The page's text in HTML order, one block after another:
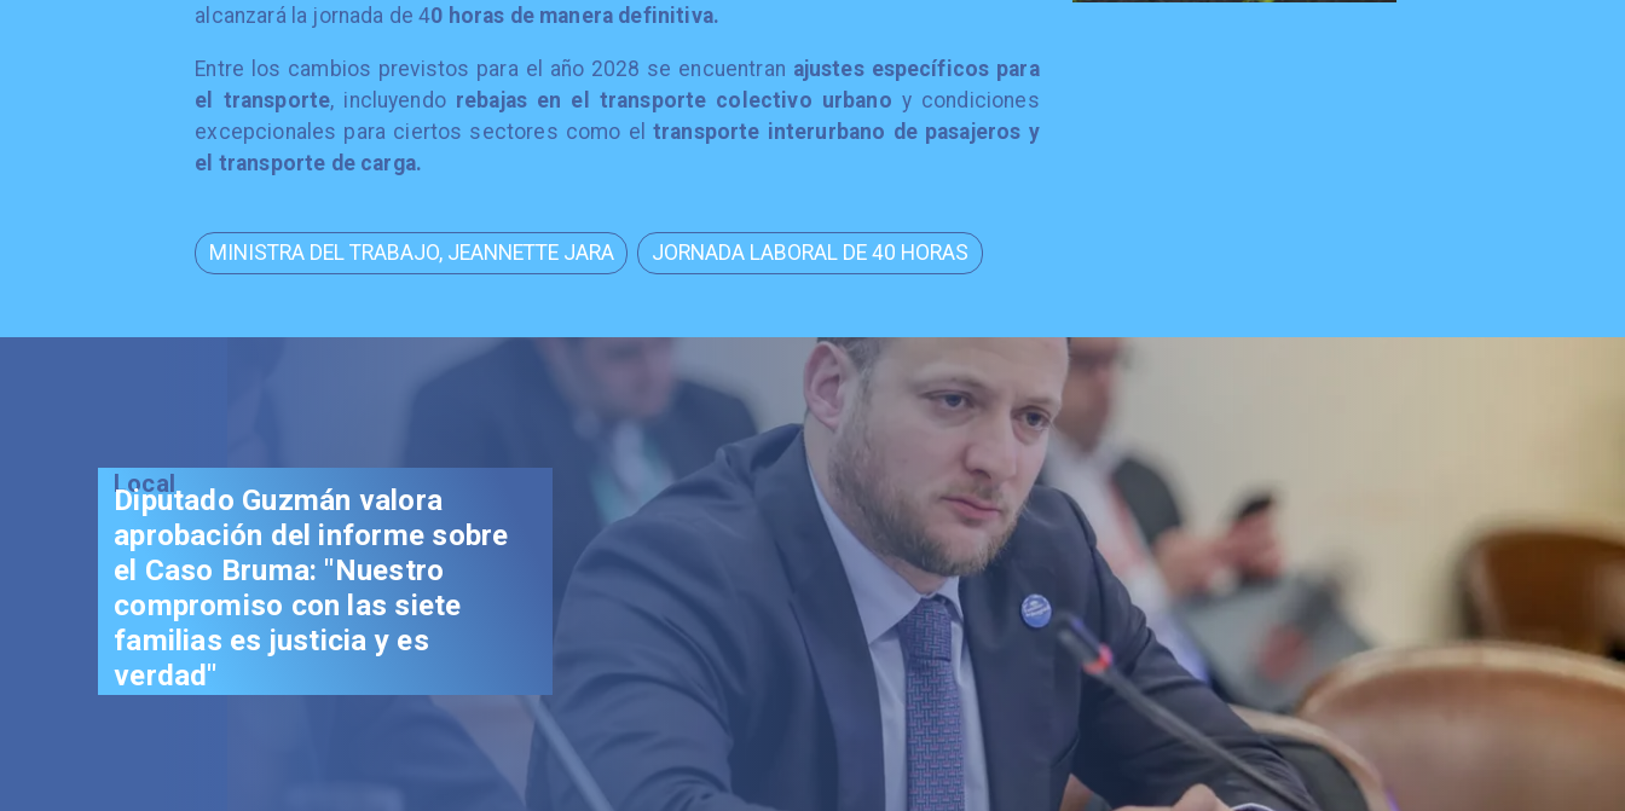
alcanzará la jornada de 40 horas de manera definitiva.
​Entre los cambios previstos para el año 2028 se encuentran ajustes específicos para
el transporte, incluyendo rebajas en el transporte colectivo urbano y condiciones
excepcionales para ciertos sectores como el transporte interurbano de pasajeros y
el transporte de carga.
MINISTRA DEL TRABAJO, JEANNETTE JARA JORNADA LABORAL DE 40 HORAS
Local
Diputado Guzmán valora
aprobación del informe sobre
el Caso Bruma: "Nuestro
compromiso con las siete
familias es justicia y es
verdad"